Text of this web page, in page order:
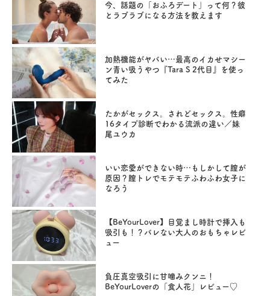
今、話題の「おふろデート」って何？彼
とラブラブになる方法を教えます
加熱機能がヤバい…最高のイカせマシー
ン青い吸うやつ『Tara S 2代目』を使っ
てみた
たかがセックス。されどセックス。性癖
16タイプ診断でわかる流派の違い／妹
尾ユウカ
いい恋愛ができない時…もしかして膣が
原因？膣トレでモテモテふわふわ女子に
なろう
【BeYourLover】目覚まし時計で挿入も
吸引も！？バレない大人のおもちゃレビ
ュー
負圧真空吸引に甘噛みクンニ！
BeYourLoverの「食人花」レビュー♡